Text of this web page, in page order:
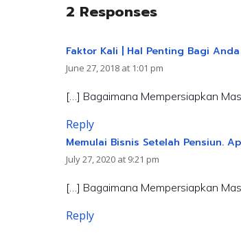
2 Responses
Faktor Kali | Hal Penting Bagi
June 27, 2018 at 1:01 pm
[…] Bagaimana Mempersiapkan
Reply
Memulai Bisnis Setelah Pensiun.
July 27, 2020 at 9:21 pm
[…] Bagaimana Mempersiapkan
Reply